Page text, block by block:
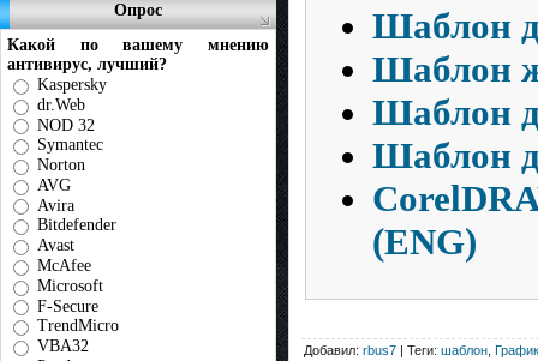
Опрос
Какой по вашему мнению
антивирус, лучший?
Kaspersky
dr.Web
NOD 32
Symantec
Norton
AVG
Avira
Bitdefender
Avast
McAfee
Microsoft
F-Secure
TrendMicro
VBA32
Шаблон
Шаблон
Шаблон
Шаблон
(ENG)
Добавил: rbus7 | Теги: шаблон